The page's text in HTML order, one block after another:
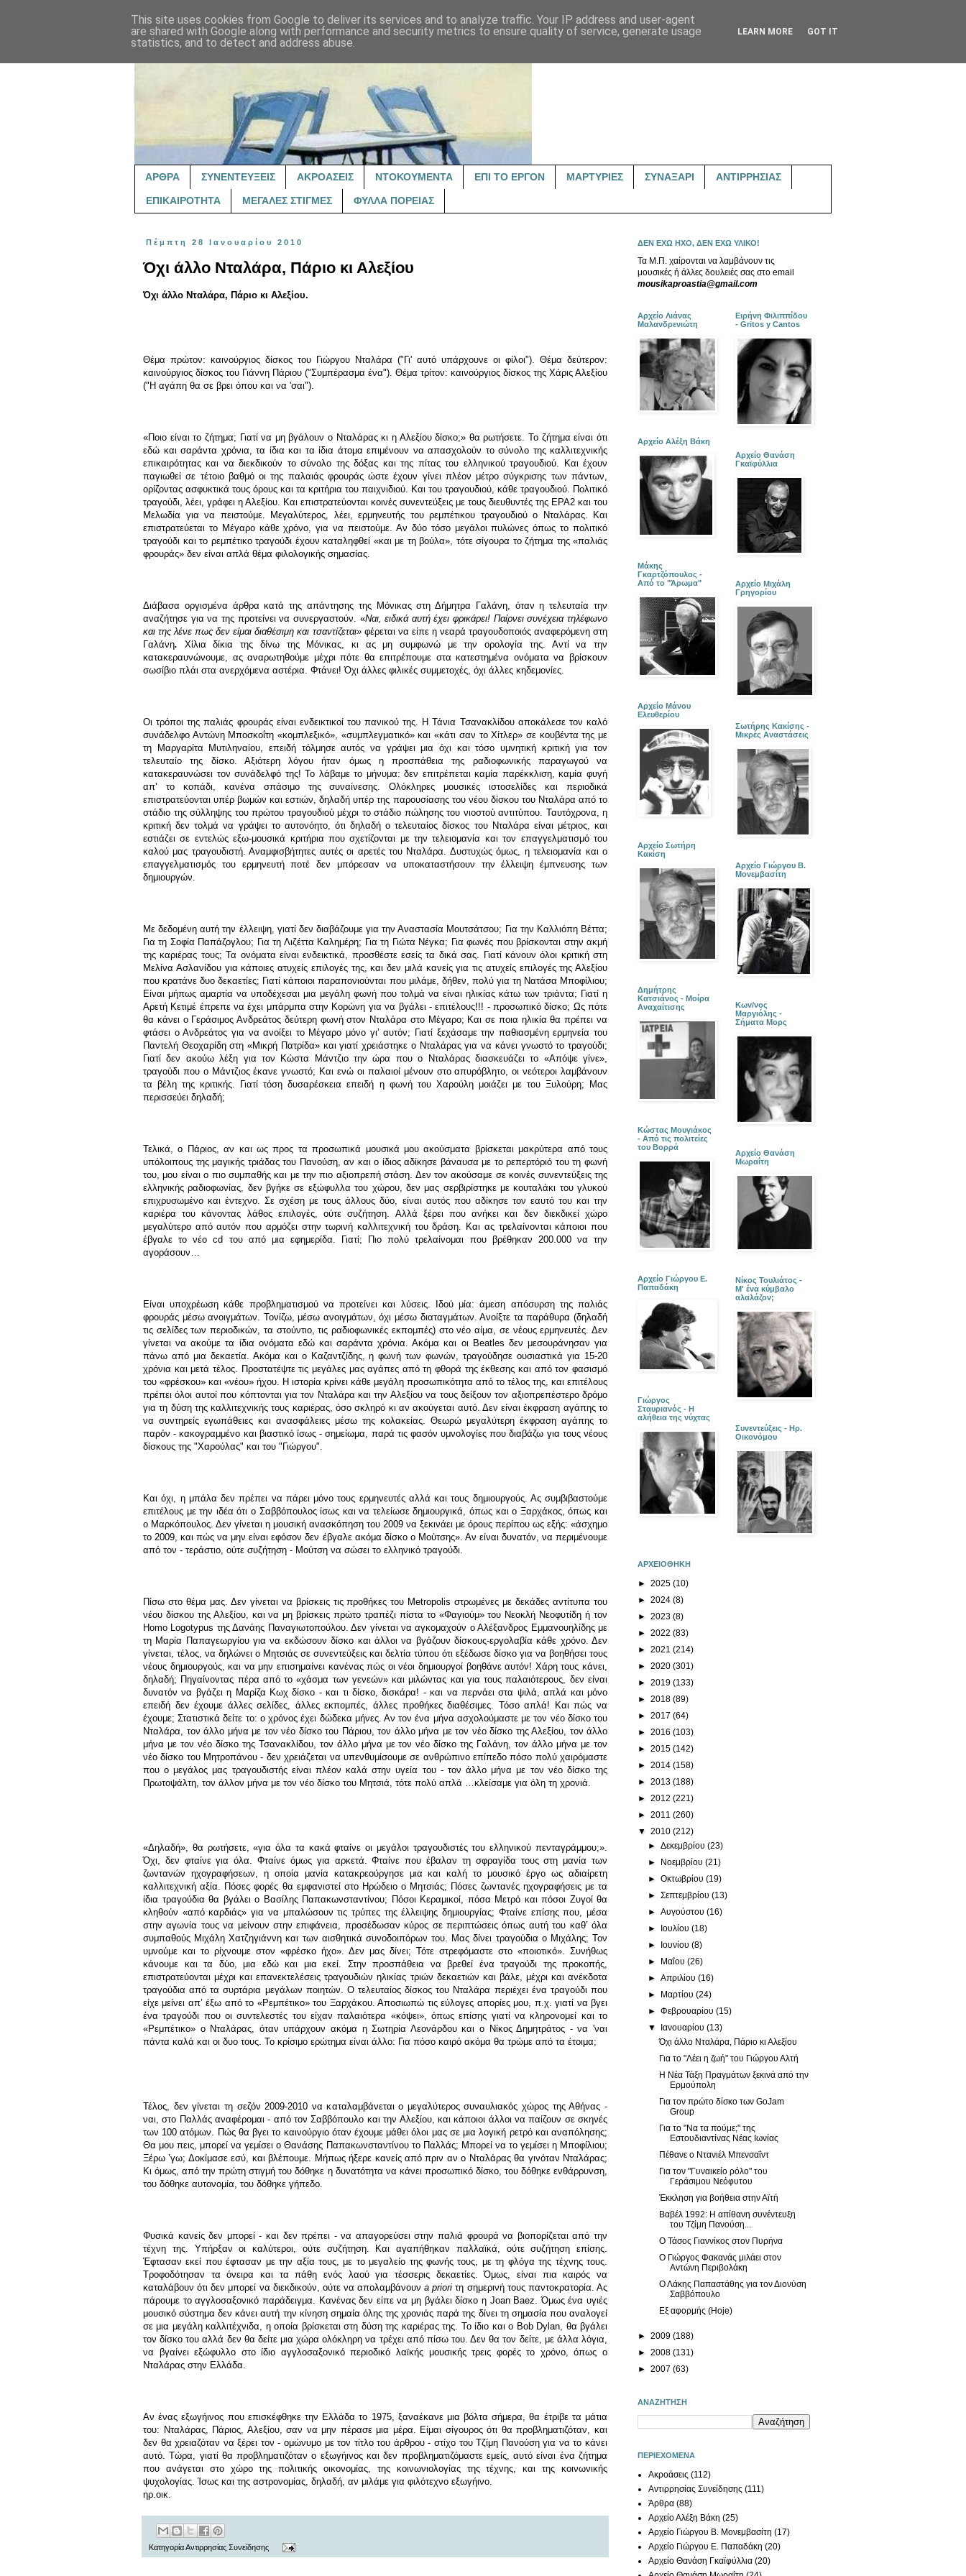
ΑΡΘΡΑ ΣΥΝΕΝΤΕΥΞΕΙΣ ΑΚΡΟΑΣΕΙΣ ΝΤΟΚΟΥΜΕΝΤΑ ΕΠΙ ΤΟ ΕΡΓΟΝ ΜΑΡΤΥΡΙΕΣ ΣΥΝΑΞΑΡΙ ΑΝΤΙΡΡΗΣΙΑΣ
ΕΠΙΚΑΙΡΟΤΗΤΑ ΜΕΓΑΛΕΣ ΣΤΙΓΜΕΣ ΦΥΛΛΑ ΠΟΡΕΙΑΣ
Πέμπτη 28 Ιανουαρίου 2010
Όχι άλλο Νταλάρα, Πάριο κι Αλεξίου
Όχι άλλο Νταλάρα, Πάριο κι Αλεξίου.
Θέμα πρώτον: καινούργιος δίσκος του Γιώργου Νταλάρα ("Γι' αυτό υπάρχουνε οι φίλοι"). Θέμα δεύτερον:
καινούργιος δίσκος του Γιάννη Πάριου ("Συμπέρασμα ένα"). Θέμα τρίτον: καινούργιος δίσκος της Χάρις Αλεξίου
("Η αγάπη θα σε βρει όπου και να 'σαι").
«Ποιο είναι το ζήτημα; Γιατί να μη βγάλουν ο Νταλάρας κι η Αλεξίου δίσκο;» θα ρωτήσετε. Το ζήτημα είναι ότι
εδώ και σαράντα χρόνια, τα ίδια και τα ίδια άτομα επιμένουν να απασχολούν το σύνολο της καλλιτεχνικής
επικαιρότητας και να διεκδικούν το σύνολο της δόξας και της πίτας του ελληνικού τραγουδιού. Και έχουν
παγιωθεί σε τέτοιο βαθμό οι της παλαιάς φρουράς ώστε έχουν γίνει πλέον μέτρο σύγκρισης των πάντων,
ορίζοντας ασφυκτικά τους όρους και τα κριτήρια του παιχνιδιού. Και του τραγουδιού, κάθε τραγουδιού. Πολιτικό
τραγούδι, λέει, γράφει η Αλεξίου. Και επιστρατεύονται κοινές συνεντεύξεις με τους διευθυντές της ΕΡΑ2 και του
Μελωδία για να πειστούμε. Μεγαλύτερος, λέει, ερμηνευτής του ρεμπέτικου τραγουδιού ο Νταλάρας. Και
επιστρατεύεται το Μέγαρο κάθε χρόνο, για να πειστούμε. Αν δύο τόσο μεγάλοι πυλώνες όπως το πολιτικό
τραγούδι και το ρεμπέτικο τραγούδι έχουν καταληφθεί «και με τη βούλα», τότε σίγουρα το ζήτημα της «παλιάς
φρουράς» δεν είναι απλά θέμα φιλολογικής σημασίας.
Διάβασα οργισμένα άρθρα κατά της απάντησης της Μόνικας στη Δήμητρα Γαλάνη, όταν η τελευταία την
αναζήτησε για να της προτείνει να συνεργαστούν. «Ναι, ειδικά αυτή έχει φρικάρει! Παίρνει συνέχεια τηλέφωνο
και της λένε πως δεν είμαι διαθέσιμη και τσαντίζεται» φέρεται να είπε η νεαρά τραγουδοποιός αναφερόμενη στη
Γαλάνη. Χίλια δίκια της δίνω της Μόνικας, κι ας μη συμφωνώ με την ορολογία της. Αντί να την
κατακεραυνώνουμε, ας αναρωτηθούμε μέχρι πότε θα επιτρέπουμε στα κατεστημένα ονόματα να βρίσκουν
σωσίβιο πλάι στα ανερχόμενα αστέρια. Φτάνει! Όχι άλλες φιλικές συμμετοχές, όχι άλλες κηδεμονίες.
Οι τρόποι της παλιάς φρουράς είναι ενδεικτικοί του πανικού της. Η Τάνια Τσανακλίδου αποκάλεσε τον καλό
συνάδελφο Αντώνη Μποσκοΐτη «κομπλεξικό», «συμπλεγματικό» και «κάτι σαν το Χίτλερ» σε κουβέντα της με
τη Μαργαρίτα Μυτιληναίου, επειδή τόλμησε αυτός να γράψει μια όχι και τόσο υμνητική κριτική για τον
τελευταίο της δίσκο. Αξιότερη λόγου ήταν όμως η προσπάθεια της ραδιοφωνικής παραγωγού να
κατακεραυνώσει τον συνάδελφό της! Το λάβαμε το μήνυμα: δεν επιτρέπεται καμία παρέκκλιση, καμία φυγή
απ’ το κοπάδι, κανένα σπάσιμο της συναίνεσης. Ολόκληρες μουσικές ιστοσελίδες και περιοδικά
επιστρατεύονται υπέρ βωμών και εστιών, δηλαδή υπέρ της παρουσίασης του νέου δίσκου του Νταλάρα από το
στάδιο της σύλληψης του πρώτου τραγουδιού μέχρι το στάδιο πώλησης του νιοστού αντιτύπου. Ταυτόχρονα, η
κριτική δεν τολμά να γράψει το αυτονόητο, ότι δηλαδή ο τελευταίος δίσκος του Νταλάρα είναι μέτριος, και
εστιάζει σε εντελώς εξω-μουσικά κριτήρια που σχετίζονται με την τελειομανία και τον επαγγελματισμό του
καλού μας τραγουδιστή. Αναμφισβήτητες αυτές οι αρετές του Νταλάρα. Δυστυχώς όμως, η τελειομανία και ο
επαγγελματισμός του ερμηνευτή ποτέ δεν μπόρεσαν να υποκαταστήσουν την έλλειψη έμπνευσης των
δημιουργών.
Με δεδομένη αυτή την έλλειψη, γιατί δεν διαβάζουμε για την Αναστασία Μουτσάτσου; Για την Καλλιόπη Βέττα;
Για τη Σοφία Παπάζογλου; Για τη Λιζέττα Καλημέρη; Για τη Γιώτα Νέγκα; Για φωνές που βρίσκονται στην ακμή
της καριέρας τους; Τα ονόματα είναι ενδεικτικά, προσθέστε εσείς τα δικά σας. Γιατί κάνουν όλοι κριτική στη
Μελίνα Ασλανίδου για κάποιες ατυχείς επιλογές της, και δεν μιλά κανείς για τις ατυχείς επιλογές της Αλεξίου
που κρατάνε δυο δεκαετίες; Γιατί κάποιοι παραπονιούνται που μιλάμε, δήθεν, πολύ για τη Νατάσα Μποφίλιου;
Είναι μήπως αμαρτία να υποδέχεσαι μια μεγάλη φωνή που τολμά να είναι ηλικίας κάτω των τριάντα; Γιατί η
Αρετή Κετιμέ έπρεπε να έχει μπάρμπα στην Κορώνη για να βγάλει - επιτέλους!!! - προσωπικό δίσκο; Ως πότε
θα κάνει ο Γεράσιμος Ανδρεάτος δεύτερη φωνή στον Νταλάρα στο Μέγαρο; Και σε ποια ηλικία θα πρέπει να
φτάσει ο Ανδρεάτος για να ανοίξει το Μέγαρο μόνο γι’ αυτόν; Γιατί ξεχάσαμε την παθιασμένη ερμηνεία του
Παντελή Θεοχαρίδη στη «Μικρή Πατρίδα» και γιατί χρειάστηκε ο Νταλάρας για να κάνει γνωστό το τραγούδι;
Γιατί δεν ακούω λέξη για τον Κώστα Μάντζιο την ώρα που ο Νταλάρας διασκευάζει το «Απόψε γίνε»,
τραγούδι που ο Μάντζιος έκανε γνωστό; Και ενώ οι παλαιοί μένουν στο απυρόβλητο, οι νεότεροι λαμβάνουν
τα βέλη της κριτικής. Γιατί τόση δυσαρέσκεια επειδή η φωνή του Χαρούλη μοιάζει με του Ξυλούρη; Μας
περισσεύει δηλαδή;
Τελικά, ο Πάριος, αν και ως προς τα προσωπικά μουσικά μου ακούσματα βρίσκεται μακρύτερα από τους
υπόλοιπους της μαγικής τριάδας του Πανούση, αν και ο ίδιος αδίκησε βάναυσα με το ρεπερτόριό του τη φωνή
του, μου είναι ο πιο συμπαθής και με την πιο αξιοπρεπή στάση. Δεν τον ακούσαμε σε κοινές συνεντεύξεις της
ελληνικής ραδιοφωνίας, δεν βγήκε σε εξώφυλλα του χώρου, δεν μας σερβιρίστηκε με κουταλάκι του γλυκού
επιχρυσωμένο και έντεχνο. Σε σχέση με τους άλλους δύο, είναι αυτός που αδίκησε τον εαυτό του και την
καριέρα του κάνοντας λάθος επιλογές, ούτε συζήτηση. Αλλά ξέρει που ανήκει και δεν διεκδικεί χώρο
μεγαλύτερο από αυτόν που αρμόζει στην τωρινή καλλιτεχνική του δράση. Και ας τρελαίνονται κάποιοι που
έβγαλε το νέοcd του από μια εφημερίδα. Γιατί; Πιο πολύ τρελαίνομαι που βρέθηκαν 200.000 να την
αγοράσουν…
Είναι υποχρέωση κάθε προβληματισμού να προτείνει και λύσεις. Ιδού μία: άμεση απόσυρση της παλιάς
φρουράς μέσω ανοιγμάτων. Τονίζω, μέσω ανοιγμάτων, όχι μέσω διαταγμάτων. Ανοίξτε τα παράθυρα (δηλαδή
τις σελίδες των περιοδικών, τα στούντιο, τις ραδιοφωνικές εκπομπές) στο νέο αίμα, σε νέους ερμηνευτές. Δεν
γίνεται να ακούμε τα ίδια ονόματα εδώ και σαράντα χρόνια. Ακόμα και οι Beatles δεν μεσουράνησαν για
πάνω από μια δεκαετία. Ακόμα και ο Καζαντζίδης, η φωνή των φωνών, τραγούδησε ουσιαστικά για 15-20
χρόνια και μετά τέλος. Προστατέψτε τις μεγάλες μας αγάπες από τη φθορά της έκθεσης και από τον φασισμό
του «φρέσκου» και «νέου» ήχου. Η ιστορία κρίνει κάθε μεγάλη προσωπικότητα από το τέλος της, και επιτέλους
πρέπει όλοι αυτοί που κόπτονται για τον Νταλάρα και την Αλεξίου να τους δείξουν τον αξιοπρεπέστερο δρόμο
για τη δύση της καλλιτεχνικής τους καριέρας, όσο σκληρό κι αν ακούγεται αυτό. Δεν είναι έκφραση αγάπης το
να συντηρείς εγωπάθειες και ανασφάλειες μέσω της κολακείας. Θεωρώ μεγαλύτερη έκφραση αγάπης το
παρόν - κακογραμμένο και βιαστικό ίσως - σημείωμα, παρά τις φασόν υμνολογίες που διαβάζω για τους νέους
δίσκους της "Χαρούλας" και του "Γιώργου".
Και όχι, η μπάλα δεν πρέπει να πάρει μόνο τους ερμηνευτές αλλά και τους δημιουργούς. Ας συμβιβαστούμε
επιτέλους με την ιδέα ότι ο Σαββόπουλος ίσως και να τελείωσε δημιουργικά, όπως και ο Ξαρχάκος, όπως και
ο Μαρκόπουλος. Δεν γίνεται η μουσική ανασκόπηση του 2009 να ξεκινάει με όρους περίπου ως εξής: «άσχημο
το 2009, και πώς να μην είναι εφόσον δεν έβγαλε ακόμα δίσκο ο Μούτσης». Αν είναι δυνατόν, να περιμένουμε
από τον - τεράστιο, ούτε συζήτηση - Μούτση να σώσει το ελληνικό τραγούδι.
Πίσω στο θέμα μας. Δεν γίνεται να βρίσκεις τις προθήκες του Metropolis στρωμένες με δεκάδες αντίτυπα του
νέου δίσκου της Αλεξίου, και να μη βρίσκεις πρώτο τραπέζι πίστα το «Φαγιούμ» του Νεοκλή Νεοφυτίδη ή τον
Homo Logotypus της Δανάης Παναγιωτοπούλου. Δεν γίνεται να αγκομαχούν ο Αλέξανδρος Εμμανουηλίδης με
τη Μαρία Παπαγεωργίου για να εκδώσουν δίσκο και άλλοι να βγάζουν δίσκους-εργολαβία κάθε χρόνο. Δεν
γίνεται, τέλος, να δηλώνει ο Μητσιάς σε συνεντεύξεις και δελτία τύπου ότι εξέδωσε δίσκο για να βοηθήσει τους
νέους δημιουργούς, και να μην επισημαίνει κανένας πώς οι νέοι δημιουργοί βοηθάνε αυτόν! Χάρη τους κάνει,
δηλαδή; Πηγαίνοντας πέρα από το «χάσμα των γενεών» και μιλώντας και για τους παλαιότερους, δεν είναι
δυνατόν να βγάζει η Μαρίζα Κωχ δίσκο - και τι δίσκο, δισκάρα! - και να περνάει στα ψιλά, απλά και μόνο
επειδή δεν έχουμε άλλες σελίδες, άλλες εκπομπές, άλλες προθήκες διαθέσιμες. Τόσο απλά! Και πώς να
έχουμε; Στατιστικά δείτε το: ο χρόνος έχει δώδεκα μήνες. Αν τον ένα μήνα ασχολούμαστε με τον νέο δίσκο του
Νταλάρα, τον άλλο μήνα με τον νέο δίσκο του Πάριου, τον άλλο μήνα με τον νέο δίσκο της Αλεξίου, τον άλλο
μήνα με τον νέο δίσκο της Τσανακλίδου, τον άλλο μήνα με τον νέο δίσκο της Γαλάνη, τον άλλο μήνα με τον
νέο δίσκο του Μητροπάνου - δεν χρειάζεται να υπενθυμίσουμε σε ανθρώπινο επίπεδο πόσο πολύ χαιρόμαστε
που ο μεγάλος μας τραγουδιστής είναι πλέον καλά στην υγεία του - τον άλλο μήνα με τον νέο δίσκο της
Πρωτοψάλτη, τον άλλον μήνα με τον νέο δίσκο του Μητσιά, τότε πολύ απλά …κλείσαμε για όλη τη χρονιά.
«Δηλαδή», θα ρωτήσετε, «για όλα τα κακά φταίνε οι μεγάλοι τραγουδιστές του ελληνικού πενταγράμμου;».
Όχι, δεν φταίνε για όλα. Φταίνε όμως για αρκετά. Φταίνε που έβαλαν τη σφραγίδα τους στη μανία των
ζωντανών ηχογραφήσεων, η οποία μανία κατακρεούργησε μια και καλή το μουσικό έργο ως αδιαίρετη
καλλιτεχνική αξία. Πόσες φορές θα εμφανιστεί στο Ηρώδειο ο Μητσιάς; Πόσες ζωντανές ηχογραφήσεις με τα
ίδια τραγούδια θα βγάλει ο Βασίλης Παπακωνσταντίνου; Πόσοι Κεραμικοί, πόσα Μετρό και πόσοι Ζυγοί θα
κληθούν «από καρδιάς» για να μπαλώσουν τις τρύπες της έλλειψης δημιουργίας; Φταίνε επίσης που, μέσα
στην αγωνία τους να μείνουν στην επιφάνεια, προσέδωσαν κύρος σε περιπτώσεις όπως αυτή του καθ’ όλα
συμπαθούς Μιχάλη Χατζηγιάννη και των αισθητικά συνοδοιπόρων του. Μας δίνει τραγούδια ο Μιχάλης; Τον
υμνούμε και το ρίχνουμε στον «φρέσκο ήχο». Δεν μας δίνει; Τότε στρεφόμαστε στο «ποιοτικό». Συνήθως
κάνουμε και τα δύο, μια εδώ και μια εκεί. Στην προσπάθεια να βρεθεί ένα τραγούδι της προκοπής,
επιστρατεύονται μέχρι και επανεκτελέσεις τραγουδιών ηλικίας τριών δεκαετιών και βάλε, μέχρι και ανέκδοτα
τραγούδια από τα συρτάρια μεγάλων ποιητών. Ο τελευταίος δίσκος του Νταλάρα περιέχει ένα τραγούδι που
είχε μείνει απ’ έξω από το «Ρεμπέτικο» του Ξαρχάκου. Αποσιωπώ τις εύλογες απορίες μου, π.χ. γιατί να βγει
ένα τραγούδι που οι συντελεστές του είχαν παλαιότερα «κόψει», όπως επίσης γιατί να κληρονομεί και το
«Ρεμπέτικο» ο Νταλάρας, όταν υπάρχουν ακόμα η Σωτηρία Λεονάρδου και ο Νίκος Δημητράτος - να 'ναι
πάντα καλά και οι δυο τους. Το κρίσιμο ερώτημα είναι άλλο: Για πόσο καιρό ακόμα θα τρώμε από τα έτοιμα;
Τέλος, δεν γίνεται τη σεζόν 2009-2010 να καταλαμβάνεται ο μεγαλύτερος συναυλιακός χώρος της Αθήνας -
ναι, στο Παλλάς αναφέρομαι - από τον Σαββόπουλο και την Αλεξίου, και κάποιοι άλλοι να παίζουν σε σκηνές
των 100 ατόμων. Πώς θα βγει το καινούργιο όταν έχουμε μάθει όλοι μας σε μια λογική ρετρό και αναπόλησης;
Θα μου πεις, μπορεί να γεμίσει ο Θανάσης Παπακωνσταντίνου το Παλλάς; Μπορεί να το γεμίσει η Μποφίλιου;
Ξέρω ’γω; Δοκίμασε εσύ, και βλέπουμε. Μήπως ήξερε κανείς από πριν αν ο Νταλάρας θα γινόταν Νταλάρας;
Κι όμως, από την πρώτη στιγμή του δόθηκε η δυνατότητα να κάνει προσωπικό δίσκο, του δόθηκε ενθάρρυνση,
του δόθηκε αυτονομία, του δόθηκε γήπεδο.
Φυσικά κανείς δεν μπορεί - και δεν πρέπει - να απαγορεύσει στην παλιά φρουρά να βιοπορίζεται από την
τέχνη της. Υπήρξαν οι καλύτεροι, ούτε συζήτηση. Και αγαπήθηκαν παλλαϊκά, ούτε συζήτηση επίσης.
Έφτασαν εκεί που έφτασαν με την αξία τους, με το μεγαλείο της φωνής τους, με τη φλόγα της τέχνης τους.
Τροφοδότησαν τα όνειρα και τα πάθη ενός λαού για τέσσερις δεκαετίες. Όμως, είναι πια καιρός να
καταλάβουν ότι δεν μπορεί να διεκδικούν, ούτε να απολαμβάνουνa priori τη σημερινή τους παντοκρατορία. Ας
πάρουμε το αγγλοσαξονικό παράδειγμα. Κανένας δεν είπε να μη βγάλει δίσκο η Joan Baez. Όμως ένα υγιές
μουσικό σύστημα δεν κάνει αυτή την κίνηση σημαία όλης της χρονιάς παρά της δίνει τη σημασία που αναλογεί
σε μια μεγάλη καλλιτέχνιδα, η οποία βρίσκεται στη δύση της καριέρας της. Το ίδιο και ο Bob Dylan, θα βγάλει
τον δίσκο του αλλά δεν θα δείτε μια χώρα ολόκληρη να τρέχει από πίσω του. Δεν θα τον δείτε, με άλλα λόγια,
να βγαίνει εξώφυλλο στο ίδιο αγγλοσαξονικό περιοδικό λαϊκής μουσικής τρεις φορές το χρόνο, όπως ο
Νταλάρας στην Ελλάδα.
Αν ένας εξωγήινος που επισκέφθηκε την Ελλάδα το 1975, ξαναέκανε μια βόλτα σήμερα, θα έτριβε τα μάτια
του: Νταλάρας, Πάριος, Αλεξίου, σαν να μην πέρασε μια μέρα. Είμαι σίγουρος ότι θα προβληματιζόταν, και
δεν θα χρειαζόταν να ξέρει τον - ομώνυμο με τον τίτλο του άρθρου - στίχο του Τζίμη Πανούση για να το κάνει
αυτό. Τώρα, γιατί θα προβληματιζόταν ο εξωγήινος και δεν προβληματιζόμαστε εμείς, αυτό είναι ένα ζήτημα
που ανάγεται στο χώρο της πολιτικής οικονομίας, της κοινωνιολογίας της τέχνης, και της κοινωνικής
ψυχολογίας. Ίσως και της αστρονομίας, δηλαδή, αν μιλάμε για φιλότεχνο εξωγήινο.
ηρ.οικ.
ΚατηγορίαΑντιρρησίας Συνείδησης
ΔΕΝ ΕΧΩ ΗΧΟ, ΔΕΝ ΕΧΩ ΥΛΙΚΟ!
Τα Μ.Π. χαίρονται να λαμβάνουν τις
μουσικές ή άλλες δουλειές σας στο email
mousikaproastia@gmail.com
Αρχείο Λιάνας
Μαλανδρενιώτη
Αρχείο Αλέξη Βάκη
Μάκης
Γκαρτζόπουλος -
Από το "Άρωμα"
Αρχείο Μάνου
Ελευθερίου
Αρχείο Σωτήρη
Κακίση
Δημήτρης
Κατσιάνος - Μοίρα
Αναχαίτισης
Κώστας Μουγιάκος
- Από τις πολιτείες
του Βορρά
Αρχείο Γιώργου Ε.
Παπαδάκη
Γιώργος
Σταυριανός - Η
αλήθεια της νύχτας
Ειρήνη Φιλιππίδου
- Gritos y Cantos
Αρχείο Θανάση
Γκαϊφύλλια
Αρχείο Μιχάλη
Γρηγορίου
Σωτήρης Κακίσης -
Μικρές Αναστάσεις
Αρχείο Γιώργου Β.
Μονεμβασίτη
Κων/νος
Μαργιόλης -
Σήματα Μορς
Αρχείο Θανάση
Μωραΐτη
Νίκος Τουλιάτος -
Μ' ένα κύμβαλο
αλαλάζον;
Συνεντεύξεις - Ηρ.
Οικονόμου
ΑΡΧΕΙΟΘΗΚΗ
► 2025 (10)
► 2024 (8)
► 2023 (8)
► 2022 (83)
► 2021 (214)
► 2020 (301)
► 2019 (133)
► 2018 (89)
► 2017 (64)
► 2016 (103)
► 2015 (142)
► 2014 (158)
► 2013 (188)
► 2012 (221)
► 2011 (260)
▼ 2010 (212)
►Δεκεμβρίου(23)
► Νοεμβρίου(21)
►Οκτωβρίου(19)
►Σεπτεμβρίου(13)
►Αυγούστου(16)
► Ιουλίου(18)
► Ιουνίου(8)
► Μαΐου(26)
►Απριλίου(16)
► Μαρτίου(24)
►Φεβρουαρίου(15)
▼ Ιανουαρίου(13)
Όχι άλλο Νταλάρα, Πάριο κι Αλεξίου
Για το "Λέει η ζωή" του Γιώργου Αλτή
Η Νέα Τάξη Πραγμάτων ξεκινά από την
Ερμούπολη
Για τον πρώτο δίσκο των GoJam
Group
Για το "Να τα πούμε;" της
Εστουδιαντίνας Νέας Ιωνίας
Πέθανε ο Ντανιέλ Μπενσαΐντ
Για τον "Γυναικείο ρόλο" του
Γεράσιμου Νεόφυτου
Έκκληση για βοήθεια στην Αϊτή
Βαβέλ 1992: Η απίθανη συνέντευξη
του Τζίμη Πανούση...
Ο Τάσος Γιαννίκος στον Πυρήνα
Ο Γιώργος Φακανάς μιλάει στον
Αντώνη Περιβολάκη
Ο Λάκης Παπαστάθης για τον Διονύση
Σαββόπουλο
Εξ αφορμής (Hoje)
► 2009 (188)
► 2008 (131)
► 2007 (63)
ΑΝΑΖΗΤΗΣΗ
ΠΕΡΙΕΧΟΜΕΝΑ
Ακροάσεις (112)
Αντιρρησίας Συνείδησης (111)
Άρθρα (88)
Αρχείο Αλέξη Βάκη (25)
Αρχείο Γιώργου Β. Μονεμβασίτη (17)
Αρχείο Γιώργου Ε. Παπαδάκη (20)
Αρχείο Θανάση Γκαϊφύλλια (20)
This site uses cookies from Google to deliver its services and to analyze traffic. Your IP address and user-agent
are shared with Google along with performance and security metrics to ensure quality of service, generate usage
statistics, and to detect and address abuse.
LEARN MORE GOT IT